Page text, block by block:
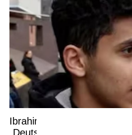
Ibrahim will zurück nach
„Deutschland hat mich